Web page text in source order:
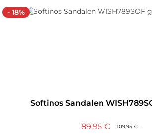
- 18%
Softinos Sandalen
109,95 €
89,95 €